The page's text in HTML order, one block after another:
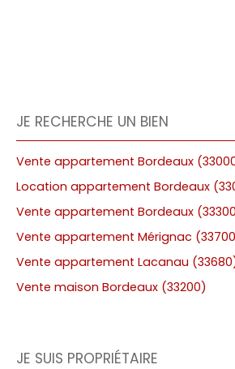
JE RECHERCHE UN BIEN
Vente appartement Bordeaux
Location appartement Bordeaux
Vente appartement Bordeaux
Vente appartement Mérignac
Vente appartement Lacanau
Vente maison Bordeaux (33200)
JE SUIS PROPRIÉTAIRE